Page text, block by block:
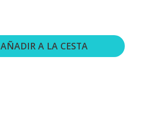
AÑADIR A LA CESTA